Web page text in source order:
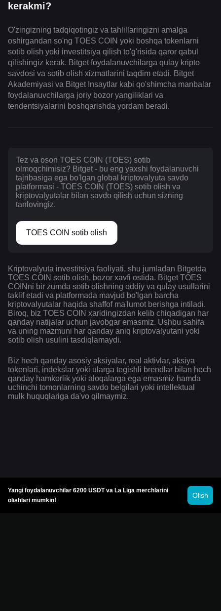
kerakmi?
O'zingizning tadqiqotingiz va tahlillaringizni amalga
oshirgandan so'ng TOES COIN yoki boshqa tokenlarni
sotib olish yoki investitsiya qilish to'g'risida qaror qabul
qilishingiz kerak. Bitget foydalanuvchilarga qulay kripto
savdosi va sotib olish xizmatlarini taqdim etadi. Bitget
Akademiyasi va Bitget Insaytlar kabi qo'shimcha manbalar
foydalanuvchilarga joriy bozor yangiliklari va
tendentsiyalarini boshqarishda yordam beradi.
Tez va oson TOES COIN (TOES) sotib
olmoqchimisiz? Bitget - bu eng yaxshi foydalanuvchi
tajribasiga ega bo'lgan global kriptovalyuta savdo
platformasi - TOES COIN (TOES) sotib olish va
kriptovalyutalar bilan savdo qilish uchun sizning
tanlovingiz.
TOES COIN sotib olish
Kriptovalyuta investitsiya faoliyati, shu jumladan Bitgetda
TOES COIN sotib olish, bozor xavfi ostida. Bitget TOES
COINni bir zumda sotib olishning oddiy va qulay usullarini
taklif etadi va platformada mavjud bo'lgan barcha
kriptovalyutalar haqida shaffof ma'lumot berishga intiladi.
Biroq, biz TOES COIN xaridingizdan kelib chiqadigan har
qanday natijalar uchun javobgar emasmiz. Ushbu sahifa
va uning mazmuni har qanday aniq kriptovalyutani yoki
sotib olish usulini tasdiqlamaydi.
Biz hech qanday asosiy aksiyalar, real aktivlar, aksiya
tokenlari, indekslar yoki ularga tegishli brendlar bilan hech
qanday hamkorlik yoki aloqalarga ega emasmiz hamda
uchinchi tomonlarning savdo belgilari yoki intellektual
mulk huquqlariga da'vo qilmaymiz.
Yangi foydalanuvchilar 6200 USDT va La Liga merchlarini
olishlari mumkin!
Olish